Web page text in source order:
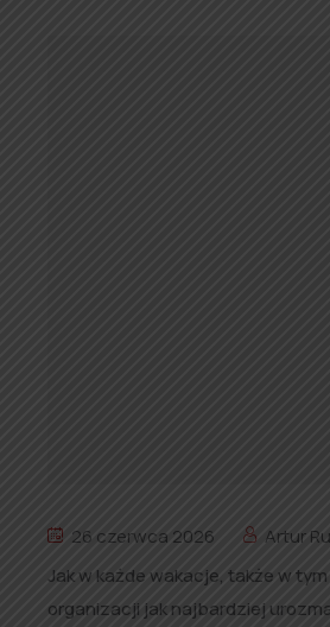
26 czerwca 2026
Artur
Jak w każde wakacje, także w
organizacji jak najbardziej